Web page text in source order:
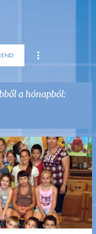
a hónapból: